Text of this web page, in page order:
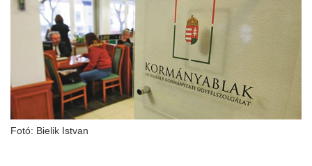
Fotó: Bielik Istvan